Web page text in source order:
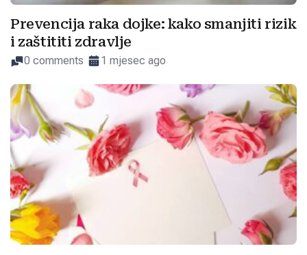
Prevencija raka dojke: kako smanjiti rizik
i zaštititi zdravlje
0 comments 1 mjesec ago